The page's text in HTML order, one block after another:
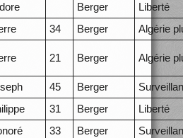
Berger
Liberté
34 Berger
Algérie
21 Berger Algérie
45 Berger
31 Berger
Liberté
33 Berger